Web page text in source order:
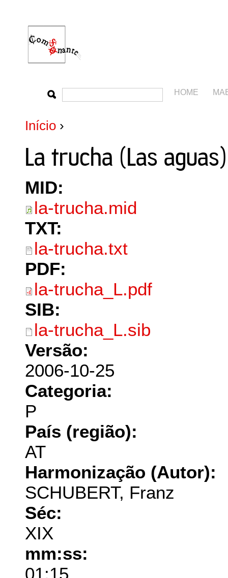
HOME
Início ›
La trucha (Las aguas)
MID:
la-trucha.mid
TXT:
la-trucha.txt
PDF:
la-trucha_L.pdf
SIB:
la-trucha_L.sib
Versão:
2006-10-25
Categoria:
P
País (região):
AT
Harmonização (Autor):
SCHUBERT, Franz
Séc:
XIX
mm:ss:
01:15